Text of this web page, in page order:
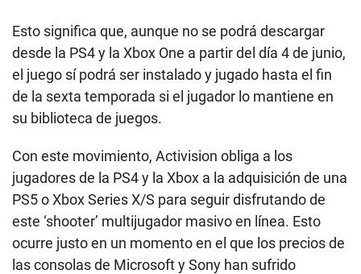
Esto significa que, aunque no se podrá descargar
desde la PS4 y la Xbox One a partir del día 4 de junio,
el juego sí podrá ser instalado y jugado hasta el fin
de la sexta temporada si el jugador lo mantiene en
su biblioteca de juegos.
Con este movimiento, Activision obliga a los
jugadores de la PS4 y la Xbox a la adquisición de una
PS5 o Xbox Series X/S para seguir disfrutando de
este ‘shooter’ multijugador masivo en línea. Esto
ocurre justo en un momento en el que los precios de
las consolas de Microsoft y Sony han sufrido